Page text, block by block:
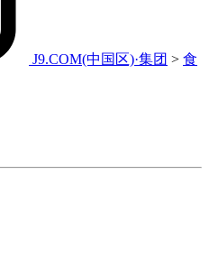
J9.COM(中国区)·集团 > 食